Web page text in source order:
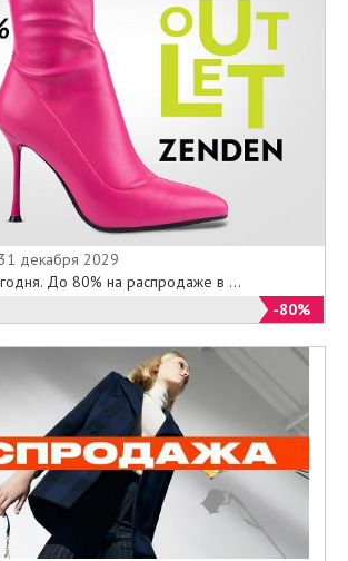
декабря 2029
До 80% на распродаже в ...
-80%